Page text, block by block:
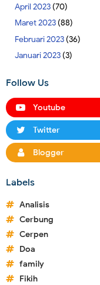
April 2023(70)
Maret 2023(88)
Februari 2023(36)
Januari 2023(3)
Follow Us
Youtube
Twitter
Blogger
Labels
Analisis
Cerbung
Cerpen
Doa
family
Fikih